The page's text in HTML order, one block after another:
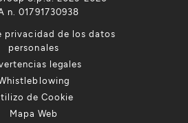
privacidad de los datos
personales
legales
de Cookie
Mapa Web
n. 01791730938